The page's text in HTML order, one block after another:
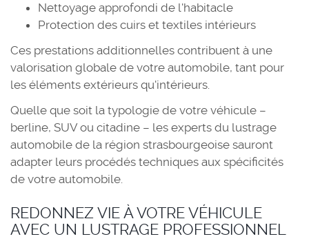
Nettoyage approfondi de l'habitacle
Protection des cuirs et textiles intérieurs
Ces prestations additionnelles contribuent à une
valorisation globale de votre automobile, tant pour
les éléments extérieurs qu'intérieurs.
Quelle que soit la typologie de votre véhicule –
berline, SUV ou citadine – les experts du lustrage
automobile de la région strasbourgeoise sauront
adapter leurs procédés techniques aux spécificités
de votre automobile.
REDONNEZ VIE À VOTRE VÉHICULE
AVEC UN LUSTRAGE PROFESSIONNEL